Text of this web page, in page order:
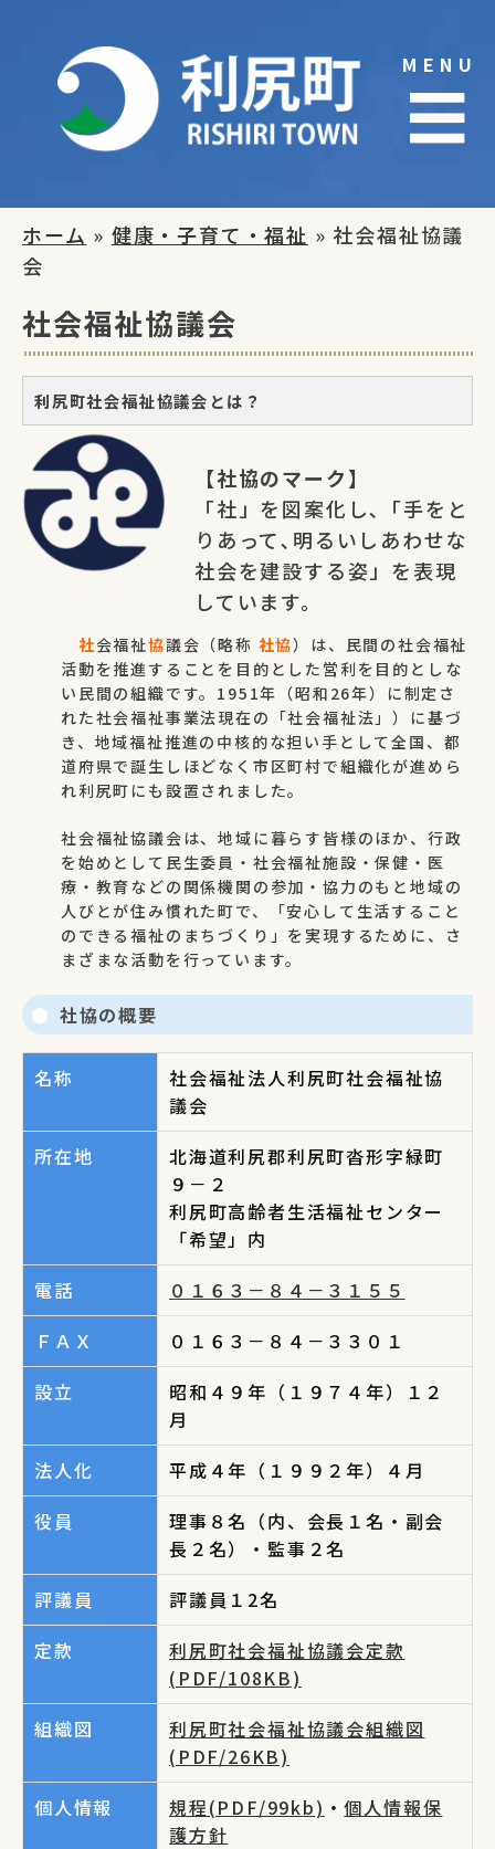
content
MENU
☰
ホーム » 健康・子育て・福祉 » 社会福祉協議
会
社会福祉協議会
利尻町社会福祉協議会とは？
【社協のマーク】
「社」を図案化し､「手をと
りあって､明るいしあわせな
社会を建設する姿」を表現
しています。
社会福祉協議会（略称 社協）は、民間の社会福祉
活動を推進することを目的とした営利を目的としな
い民間の組織です。1951年（昭和26年）に制定さ
れた社会福祉事業法現在の「社会福祉法」）に基づ
き、地域福祉推進の中核的な担い手として全国、都
道府県で誕生しほどなく市区町村で組織化が進めら
れ利尻町にも設置されました。
社会福祉協議会は、地域に暮らす皆様のほか、行政
を始めとして民生委員・社会福祉施設・保健・医
療・教育などの関係機関の参加・協力のもと地域の
人びとが住み慣れた町で、「安心して生活すること
のできる福祉のまちづくり」を実現するために、さ
まざまな活動を行っています。
社協の概要
名称
社会福祉法人利尻町社会福祉協
議会
所在地
北海道利尻郡利尻町沓形字緑町
９－２
利尻町高齢者生活福祉センター
「希望」内
電話
０１６３－８４－３１５５
ＦＡＸ
０１６３－８４－３３０１
設立
昭和４９年（１９７４年）１２
月
法人化
平成４年（１９９２年）４月
役員
理事８名（内、会長１名・副会
長２名）・監事２名
評議員
評議員１2名
定款
利尻町社会福祉協議会定款
(PDF/108KB)
組織図
利尻町社会福祉協議会組織図
(PDF/26KB)
個人情報
規程(PDF/99kb) ・個人情報保
護方針